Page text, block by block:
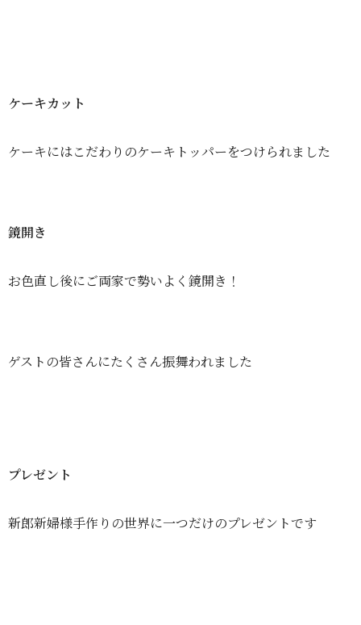
ケーキカット
ケーキにはこだわりのケーキトッパーをつけられました
鏡開き
お色直し後にご両家で勢いよく鏡開き！
ゲストの皆さんにたくさん振舞われました
プレゼント
新郎新婦様手作りの世界に一つだけのプレゼントです